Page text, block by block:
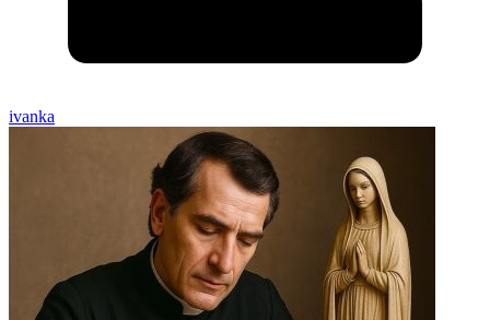
ivanka